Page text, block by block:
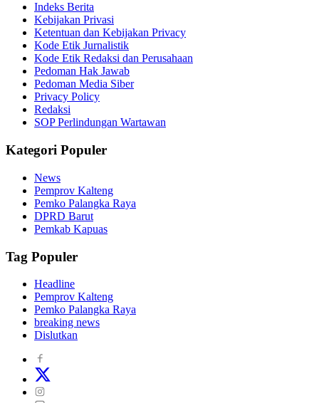
Indeks Berita
Kebijakan Privasi
Ketentuan dan Kebijakan Privacy
Kode Etik Jurnalistik
Kode Etik Redaksi dan Perusahaan
Pedoman Hak Jawab
Pedoman Media Siber
Privacy Policy
Redaksi
SOP Perlindungan Wartawan
Kategori Populer
News
Pemprov Kalteng
Pemko Palangka Raya
DPRD Barut
Pemkab Kapuas
Tag Populer
Headline
Pemprov Kalteng
Pemko Palangka Raya
breaking news
Dislutkan